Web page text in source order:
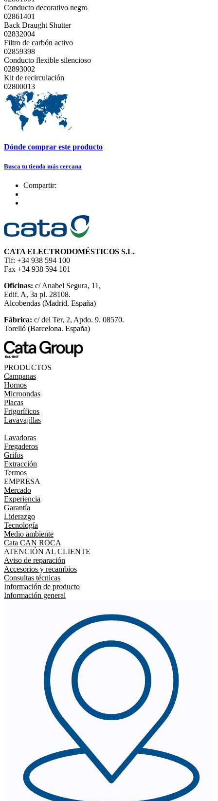
Conducto decorativo negro
02861401
Back Draught Shutter
02832004
Filtro de carbón activo
02859398
Conducto flexible silencioso
02893002
Kit de recirculación
02800013
Dónde comprar este producto
Busca tu tienda más cercana
Compartir:
CATA ELECTRODOMÉSTICOS S.L.
Tlf: +34 938 594 100
Fax +34 938 594 101
Oficinas: c/ Anabel Segura, 11,
Edif. A, 3a pl. 28108.
Alcobendas (Madrid. España)
Fábrica: c/ del Ter, 2, Apdo. 9. 08570.
Torelló (Barcelona. España)
PRODUCTOS
Campanas
Hornos
Microondas
Placas
Frigoríficos
Lavavajillas
Lavadoras
Fregaderos
Grifos
Extracción
Termos
EMPRESA
Mercado
Experiencia
Garantía
Liderazgo
Tecnología
Medio ambiente
Cata CAN ROCA
ATENCIÓN AL CLIENTE
Aviso de reparación
Accesorios y recambios
Consultas técnicas
Información de producto
Información general